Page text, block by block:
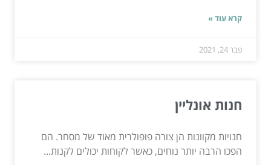
קרא עוד »
פבר 24, 2021
חנות אונליין
חנויות מקוונות הן צורה פופולרית מאוד של מסחר. הם
הפכו הרבה יותר נוחים, כאשר לקוחות יכולים לקנות...